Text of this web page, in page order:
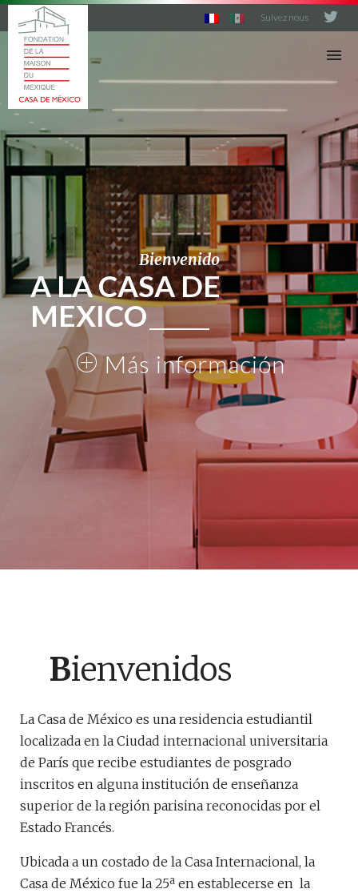
Suivez nous
C
A
A
E
M
E
X
I
C
O
Bienvenido
A LA CASA DE
MEXICO
Más información
Bienvenidos
La Casa de México es una residencia estudiantil
localizada en la Ciudad internacional universitaria
de París que recibe estudiantes de posgrado
inscritos en alguna institución de enseñanza
superior de la región parisina reconocidas por el
Estado Francés.
Ubicada a un costado de la Casa Internacional, la
Casa de México fue la 25ª en establecerse en la